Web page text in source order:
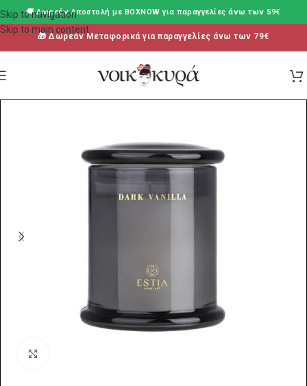
Skip to navigation
Skip to main content
🚚 Δωρεάν Aποστολή με BOXNOW για παραγγελίες άνω των 59€
🎁 Δωρεάν Μεταφορικά για παραγγελίες άνω των 79€